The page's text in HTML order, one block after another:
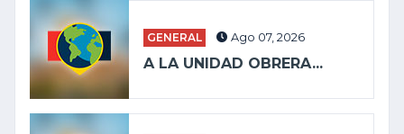
GENERAL Ago 07, 2026
A LA UNIDAD OBRERA...